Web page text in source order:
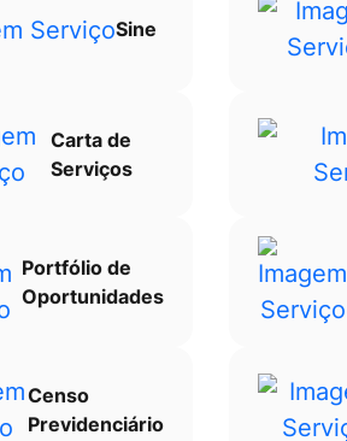
Sine
Carta de
Serviços
Portfólio de
Oportunidades
Censo
Previdenciário